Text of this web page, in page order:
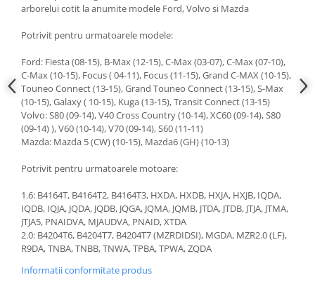
Slefuitoare electrice
Scule fixare distributie
Alfa romeo
Audi
Bmw
Chevrolet
Chrysler
Citroen
Dacia
Ford
Jaguar
Jeep
Lancia
Land Rover
arborelui cotit la anumite modele Ford, Volvo si Mazda
Potrivit pentru urmatoarele modele:
Ford: Fiesta (08-15), B-Max (12-15), C-Max (03-07), C-Max (07-10),
C-Max (10-15), Focus ( 04-11), Focus (11-15), Grand C-MAX (10-15),
Touneo Connect (13-15), Grand Touneo Connect (13-15), S-Max
(10-15), Galaxy ( 10-15), Kuga (13-15), Transit Connect (13-15)
Volvo: S80 (09-14), V40 Cross Country (10-14), XC60 (09-14), S80
(09-14) ), V60 (10-14), V70 (09-14), S60 (11-11)
Mazda: Mazda 5 (CW) (10-15), Mazda6 (GH) (10-13)
Potrivit pentru urmatoarele motoare:
1.6: B4164T, B4164T2, B4164T3, HXDA, HXDB, HXJA, HXJB, IQDA,
IQDB, IQJA, JQDA, JQDB, JQGA, JQMA, JQMB, JTDA, JTDB, JTJA, JTMA,
JTJA5, PNAIDVA, MJAUDVA, PNAID, XTDA
2.0: B4204T6, B4204T7, B4204T7 (MZRDIDSI), MGDA, MZR2.0 (LF),
R9DA, TNBA, TNBB, TNWA, TPBA, ​​​​TPWA, ZQDA
Informatii conformitate produs